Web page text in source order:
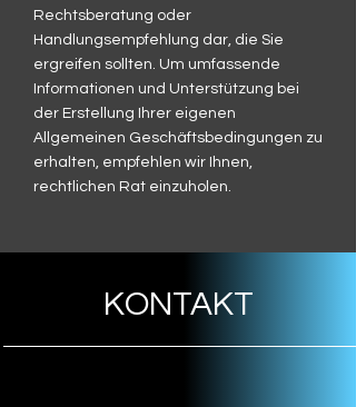
Rechtsberatung oder
Handlungsempfehlung dar, die Sie
ergreifen sollten. Um umfassende
Informationen und Unterstützung bei
der Erstellung Ihrer eigenen
Allgemeinen Geschäftsbedingungen zu
erhalten, empfehlen wir Ihnen,
rechtlichen Rat einzuholen.
KONTAKT